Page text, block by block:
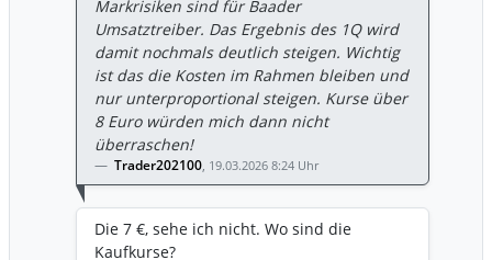
Markrisiken sind für Baader
Umsatztreiber. Das Ergebnis des 1Q wird
damit nochmals deutlich steigen. Wichtig
ist das die Kosten im Rahmen bleiben und
nur unterproportional steigen. Kurse über
8 Euro würden mich dann nicht
überraschen!
Trader202100, 19.03.2026 8:24 Uhr
Die 7 €, sehe ich nicht. Wo sind die
Kaufkurse?